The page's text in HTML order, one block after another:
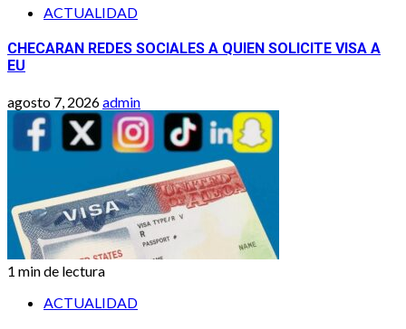
ACTUALIDAD
CHECARAN REDES SOCIALES A QUIEN SOLICITE VISA A
EU
agosto 7, 2026admin
1 min de lectura
ACTUALIDAD